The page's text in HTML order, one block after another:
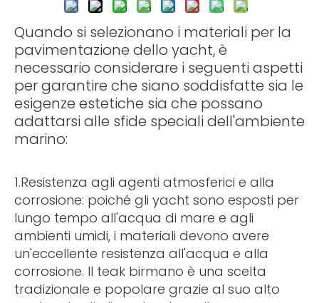
Quando si selezionano i materiali per la
pavimentazione dello yacht, è
necessario considerare i seguenti aspetti
per garantire che siano soddisfatte sia le
esigenze estetiche sia che possano
adattarsi alle sfide speciali dell'ambiente
marino:
1.Resistenza agli agenti atmosferici e alla
corrosione: poiché gli yacht sono esposti per
lungo tempo all'acqua di mare e agli
ambienti umidi, i materiali devono avere
un'eccellente resistenza all'acqua e alla
corrosione. Il teak birmano è una scelta
tradizionale e popolare grazie al suo alto